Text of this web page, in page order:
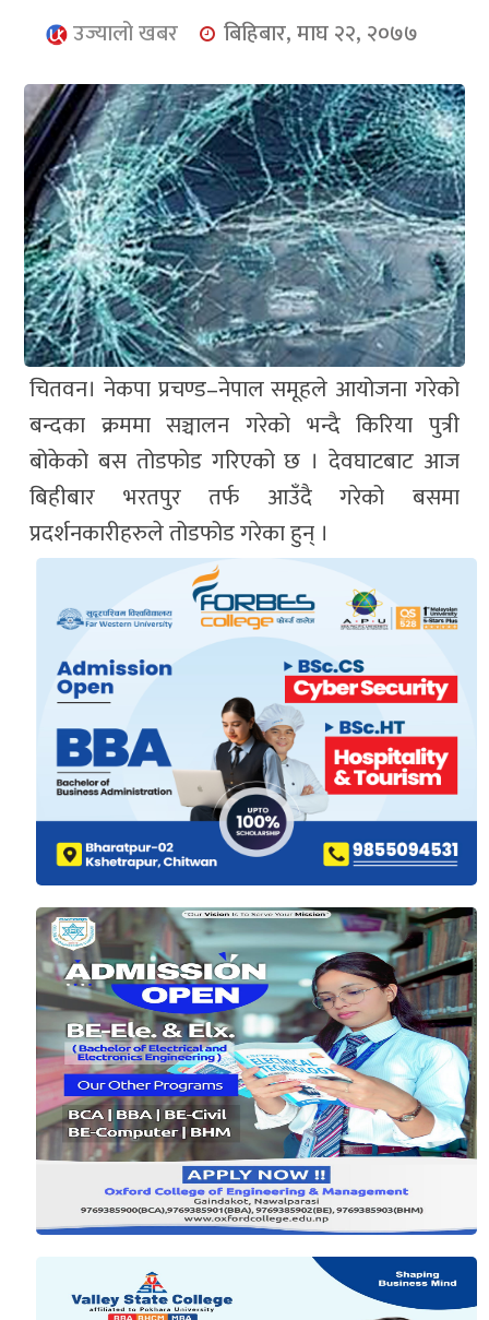
युनिकोडउज्यालो खबर बिहिबार, माघ २२, २०७७
चितवन। नेकपा प्रचण्ड–नेपाल समूहले आयोजना गरेको
बन्दका क्रममा सञ्चालन गरेको भन्दै किरिया पुत्री
बोकेको बस तोडफोड गरिएको छ । देवघाटबाट आज
बिहीबार भरतपुर तर्फ आउँदै गरेको बसमा
प्रदर्शनकारीहरुले तोडफोड गरेका हुन् ।